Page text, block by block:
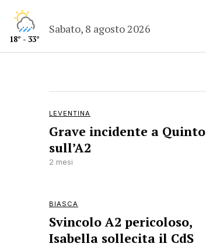
18° - 33°
Sabato, 8 agosto 2026
LEVENTINA
Grave incidente a Quinto
sull’A2
2 mesi
BIASCA
Svincolo A2 pericoloso,
Isabella sollecita il CdS